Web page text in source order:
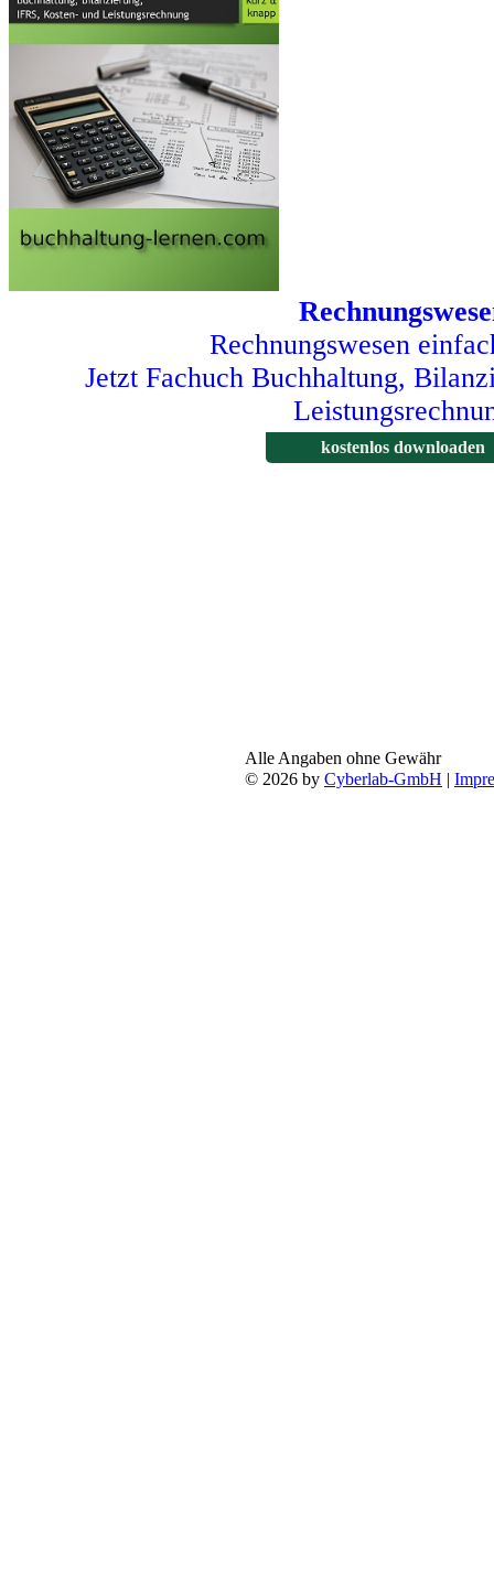
Rechnungswesen
Jetzt Fachuch Buchhaltung,
kostenlos downloaden
Alle Angaben ohne Gewähr
© 2026 by Cyberlab-GmbH |